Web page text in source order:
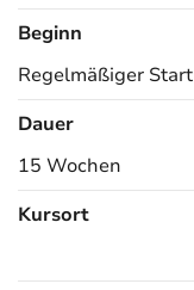
Beginn
Regelmäßiger Start
Dauer
15 Wochen
Kursort